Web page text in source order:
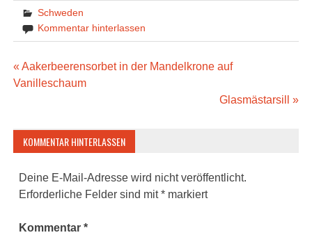
Schweden
Kommentar hinterlassen
Beitragsnavigation
« Aakerbeerensorbet in der Mandelkrone auf
Vanilleschaum
Glasmästarsill »
KOMMENTAR HINTERLASSEN
Deine E-Mail-Adresse wird nicht veröffentlicht.
Erforderliche Felder sind mit* markiert
Kommentar*